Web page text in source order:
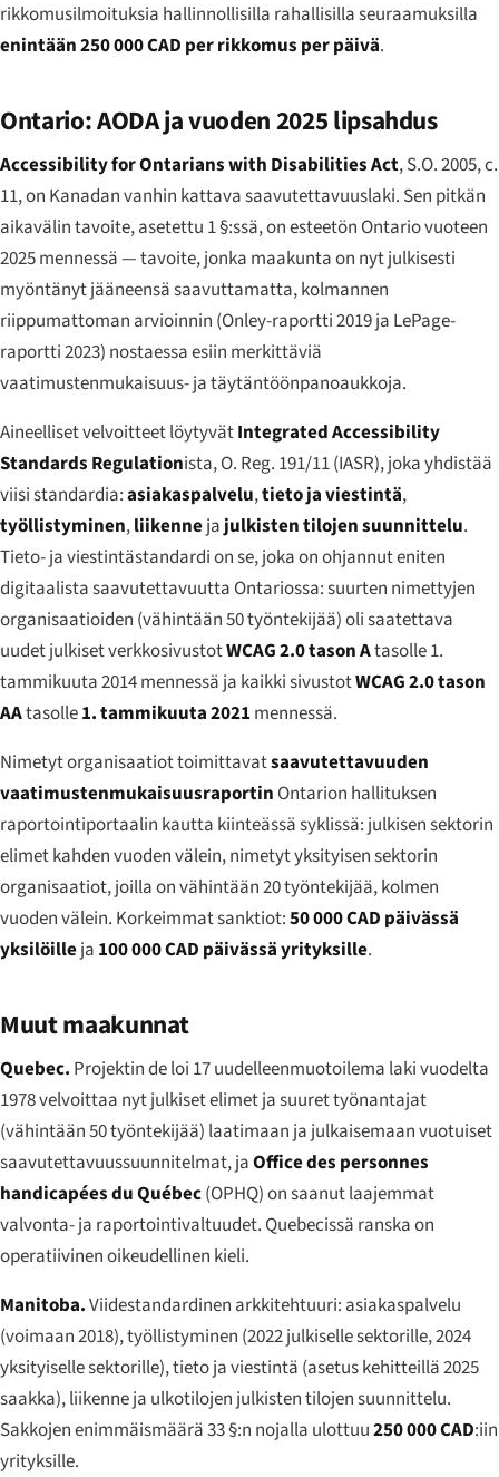
rikkomusilmoituksia hallinnollisilla rahallisilla seuraamuksilla
enintään 250 000 CAD per rikkomus per päivä.
Ontario: AODA ja vuoden 2025 lipsahdus
Accessibility for Ontarians with Disabilities Act, S.O. 2005, c.
11, on Kanadan vanhin kattava saavutettavuuslaki. Sen pitkän
aikavälin tavoite, asetettu 1 §:ssä, on esteetön Ontario vuoteen
2025 mennessä — tavoite, jonka maakunta on nyt julkisesti
myöntänyt jääneensä saavuttamatta, kolmannen
riippumattoman arvioinnin (Onley-raportti 2019 ja LePage-
raportti 2023) nostaessa esiin merkittäviä
vaatimustenmukaisuus- ja täytäntöönpanoaukkoja.
Aineelliset velvoitteet löytyvätIntegrated Accessibility
Standards Regulationista, O. Reg. 191/11 (IASR), joka yhdistää
viisi standardia:asiakaspalvelu,tieto ja viestintä,
työllistyminen,liikennejajulkisten tilojen suunnittelu.
Tieto- ja viestintästandardi on se, joka on ohjannut eniten
digitaalista saavutettavuutta Ontariossa: suurten nimettyjen
organisaatioiden (vähintään 50 työntekijää) oli saatettava
uudet julkiset verkkosivustotWCAG 2.0 tason Atasolle 1.
tammikuuta 2014 mennessä ja kaikki sivustotWCAG 2.0 tason
AAtasolle1. tammikuuta 2021 mennessä.
Nimetyt organisaatiot toimittavatsaavutettavuuden
vaatimustenmukaisuusraportin Ontarion hallituksen
raportointiportaalin kautta kiinteässä syklissä: julkisen sektorin
elimet kahden vuoden välein, nimetyt yksityisen sektorin
organisaatiot, joilla on vähintään 20 työntekijää, kolmen
vuoden välein. Korkeimmat sanktiot:50 000 CAD päivässä
yksilöilleja 100 000 CAD päivässä yrityksille.
Muut maakunnat
Quebec. Projektin de loi 17 uudelleenmuotoilema laki vuodelta
1978 velvoittaa nyt julkiset elimet ja suuret työnantajat
(vähintään 50 työntekijää) laatimaan ja julkaisemaan vuotuiset
saavutettavuussuunnitelmat, jaOffice des personnes
handicapées du Québec(OPHQ) on saanut laajemmat
valvonta- ja raportointivaltuudet. Quebecissä ranska on
operatiivinen oikeudellinen kieli.
Manitoba.Viidestandardinen arkkitehtuuri: asiakaspalvelu
(voimaan 2018), työllistyminen (2022 julkiselle sektorille, 2024
yksityiselle sektorille), tieto ja viestintä (asetus kehitteillä 2025
saakka), liikenne ja ulkotilojen julkisten tilojen suunnittelu.
Sakkojen enimmäismäärä 33 §:n nojalla ulottuu250 000 CAD:iin
yrityksille.